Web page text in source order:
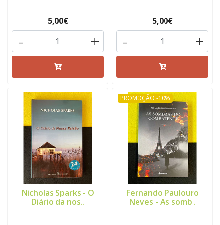
5,00€
+
-
5,00€
+
-
Nicholas Sparks - O
Diário da nos..
PROMOÇÃO -10%
Fernando Paulouro
Neves - As somb..